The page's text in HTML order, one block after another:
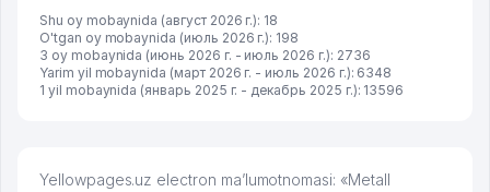
Shu oy mobaynida (август 2026 г.): 18
O'tgan oy mobaynida (июль 2026 г.): 198
3 oy mobaynida (июнь 2026 г. - июль 2026 г.): 2736
Yarim yil mobaynida (март 2026 г. - июль 2026 г.): 6348
1 yil mobaynida (январь 2025 г. - декабрь 2025 г.): 13596
Yellowpages.uz electron ma’lumotnomasi: «Metall